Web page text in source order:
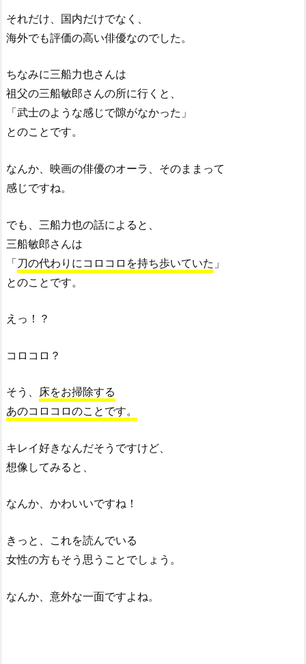
それだけ、国内だけでなく、
海外でも評価の高い俳優なのでした。
ちなみに三船力也さんは
祖父の三船敏郎さんの所に行くと、
「武士のような感じで隙がなかった」
とのことです。
なんか、映画の俳優のオーラ、そのままって
感じですね。
でも、三船力也の話によると、
三船敏郎さんは
「刀の代わりにコロコロを持ち歩いていた 」
とのことです。
えっ！？
コロコロ？
そう、 床をお掃除する
あのコロコロのことです。
キレイ好きなんだそうですけど、
想像してみると、
なんか、かわいいですね！
きっと、これを読んでいる
女性の方もそう思うことでしょう。
なんか、意外な一面ですよね。